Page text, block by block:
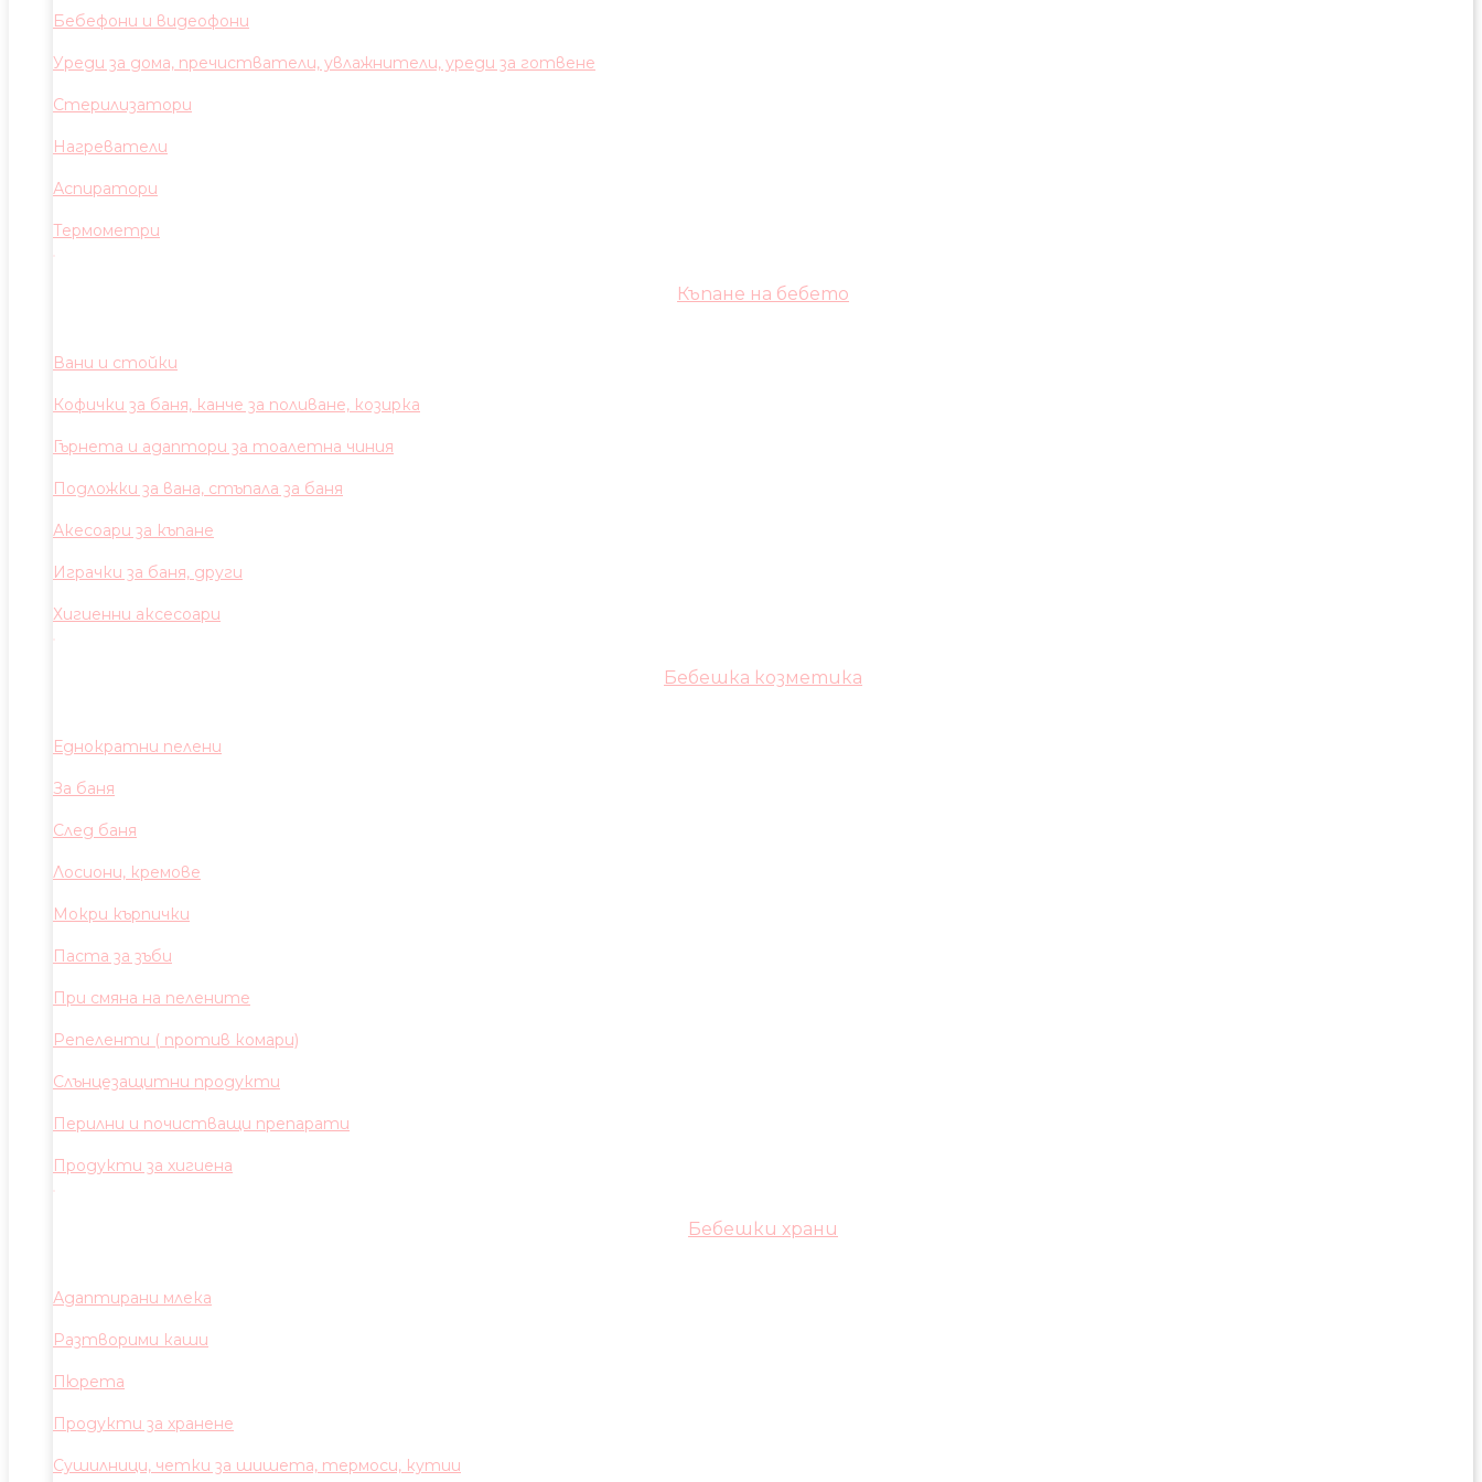
Бебефони и видеофони
Уреди за дома, пречистватели, увлажнители, уреди за готвене
Стерилизатори
Нагреватели
Аспиратори
Термометри
Къпане на бебето
Вани и стойки
Кофички за баня, канче за поливане, козирка
Гърнета и адаптори за тоалетна чиния
Подложки за вана, стъпала за баня
Акесоари за къпане
Играчки за баня, други
Хигиенни аксесоари
Бебешка козметика
Еднократни пелени
За баня
След баня
Лосиони, кремове
Мокри кърпички
Паста за зъби
При смяна на пелените
Репеленти ( против комари)
Слънцезащитни продукти
Перилни и почистващи препарати
Продукти за хигиена
Бебешки храни
Адаптирани млека
Разтворими каши
Пюрета
Продукти за хранене
Сушилници, четки за шишета, термоси, кутии